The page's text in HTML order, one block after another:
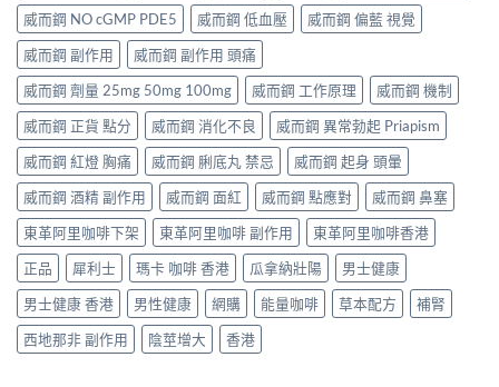
威而鋼 NO cGMP PDE5
威而鋼 低血壓
威而鋼 偏藍 視覺
威而鋼 副作用
威而鋼 副作用 頭痛
威而鋼 劑量 25mg 50mg 100mg
威而鋼 工作原理
威而鋼 機制
威而鋼 正貨 點分
威而鋼 消化不良
威而鋼 異常勃起 Priapism
威而鋼 紅燈 胸痛
威而鋼 脷底丸 禁忌
威而鋼 起身 頭暈
威而鋼 酒精 副作用
威而鋼 面紅 威而鋼 點應對
威而鋼 鼻塞
東革阿里咖啡下架
東革阿里咖啡 副作用
東革阿里咖啡香港
正品
犀利士 瑪卡 咖啡 香港 瓜拿納壯陽
男士健康
男士健康 香港
男性健康 網購 能量咖啡 草本配方
補腎
西地那非 副作用
陰莖增大 香港